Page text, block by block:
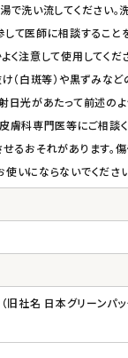
で洗い流してください
て医師に相談すること
く注意して使用してくだ
け（白斑等）や黒ずみな
日光があたって前述の
膚科専門医等にご相談
るおそれがあります。傷
いにならないでください
旧社名 日本グリーンパッ